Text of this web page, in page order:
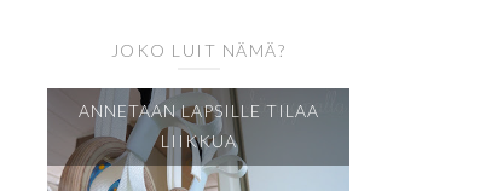
JOKO LUIT NÄMÄ?
ANNETAAN LAPSILLE TILAA
LIIKKUA